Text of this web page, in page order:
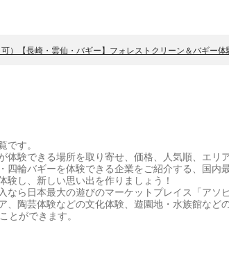
す。
体験できる場所を取り寄せ、価格、人気順、エリ
四輪バギーを体験できる企業をご紹介する、国内
し、新しい思い出を作りましょう！
ら日本最大の遊びのマーケットプレイス「アソ
、陶芸体験などの文化体験、遊園地・水族館など
とができます。